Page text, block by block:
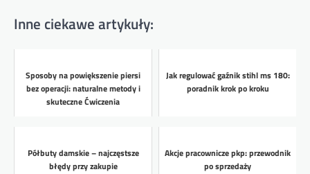
Inne ciekawe artykuły:
Sposoby na powiększenie piersi
bez operacji: naturalne metody i
skuteczne Ćwiczenia
Jak regulować gaźnik stihl ms 180:
poradnik krok po kroku
Półbuty damskie – najczęstsze
błędy przy zakupie
Akcje pracownicze pkp: przewodnik
po sprzedaży